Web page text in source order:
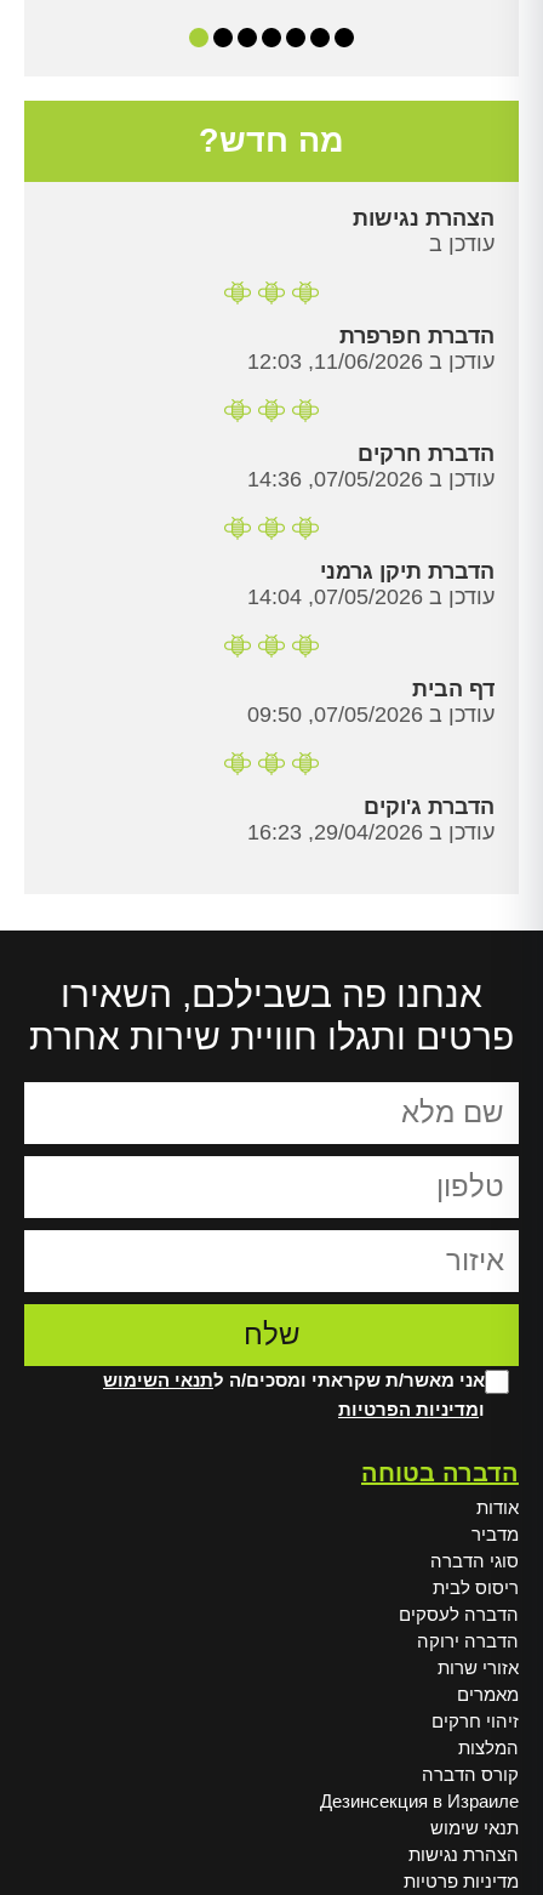
מה חדש?
הצהרת נגישות
עודכן ב
הדברת חפרפרת
עודכן ב 11/06/2026, 12:03
הדברת חרקים
עודכן ב 07/05/2026, 14:36
הדברת תיקן גרמני
עודכן ב 07/05/2026, 14:04
דף הבית
עודכן ב 07/05/2026, 09:50
הדברת ג'וקים
עודכן ב 29/04/2026, 16:23
אנחנו פה בשבילכם, השאירו
פרטים ותגלו חוויית שירות אחרת
אני מאשר/ת שקראתי ומסכים/ה לתנאי השימוש
ומדיניות הפרטיות
הדברה בטוחה
אודות
מדביר
סוגי הדברה
ריסוס לבית
הדברה לעסקים
הדברה ירוקה
אזורי שרות
מאמרים
זיהוי חרקים
המלצות
קורס הדברה
Дезинсекция в Израиле
תנאי שימוש
הצהרת נגישות
מדיניות פרטיות